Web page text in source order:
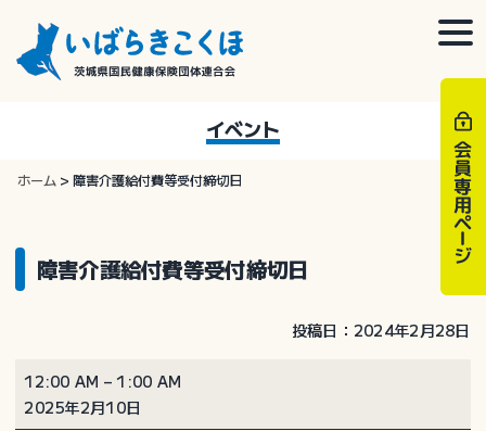
content
イベント
ホーム > 障害介護給付費等受付締切日
障害介護給付費等受付締切日
投稿日：2024年2月28日
障
害
12:00 AM – 1:00 AM
2025年2月10日